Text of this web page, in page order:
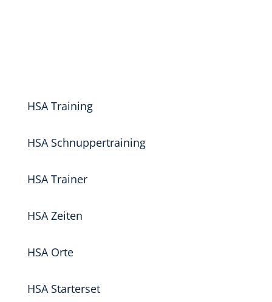
HSA Training
HSA Schnuppertraining
HSA Trainer
HSA Zeiten
HSA Orte
HSA Starterset